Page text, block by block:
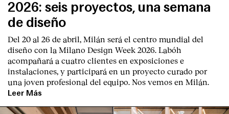
2026: seis proyectos, una semana
de diseño
Del 20 al 26 de abril, Milán será el centro mundial del
diseño con la Milano Design Week 2026. Labóh
acompañará a cuatro clientes en exposiciones e
instalaciones, y participará en un proyecto curado por
una joven profesional del equipo. Nos vemos en Milán.
Leer Más